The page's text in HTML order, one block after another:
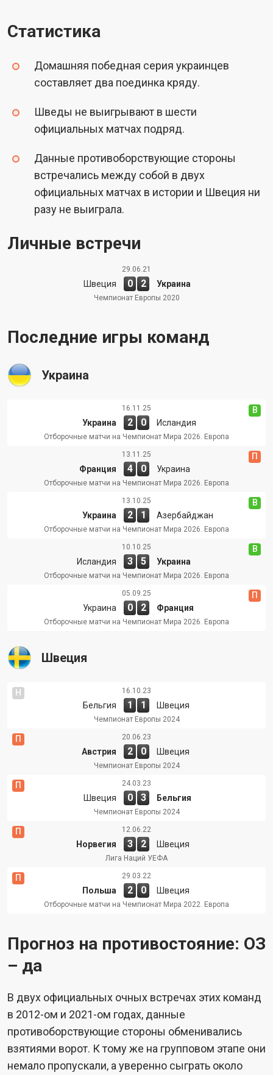
Статистика
Домашняя победная серия украинцев
составляет два поединка кряду.
Шведы не выигрывают в шести
официальных матчах подряд.
Данные противоборствующие стороны
встречались между собой в двух
официальных матчах в истории и Швеция ни
разу не выиграла.
Личные встречи
29.06.21
Швеция 0 2 Украина
Чемпионат Европы 2020
Последние игры команд
Украина
В
16.11.25
Украина 2 0 Исландия
Отборочные матчи на Чемпионат Мира 2026. Европа
П
13.11.25
Франция 4 0 Украина
Отборочные матчи на Чемпионат Мира 2026. Европа
В
13.10.25
Украина 2 1 Азербайджан
Отборочные матчи на Чемпионат Мира 2026. Европа
В
10.10.25
Исландия 3 5 Украина
Отборочные матчи на Чемпионат Мира 2026. Европа
П
05.09.25
Украина 0 2 Франция
Отборочные матчи на Чемпионат Мира 2026. Европа
Швеция
Н 16.10.23
Бельгия 1 1 Швеция
Чемпионат Европы 2024
П 20.06.23
Австрия 2 0 Швеция
Чемпионат Европы 2024
П 24.03.23
Швеция 0 3 Бельгия
Чемпионат Европы 2024
П 12.06.22
Норвегия 3 2 Швеция
Лига Наций УЕФА
П 29.03.22
Польша 2 0 Швеция
Отборочные матчи на Чемпионат Мира 2022. Европа
Прогноз на противостояние: ОЗ
– да
В двух официальных очных встречах этих команд
в 2012-ом и 2021-ом годах, данные
противоборствующие стороны обменивались
взятиями ворот. К тому же на групповом этапе они
немало пропускали, а уверенно сыграть около